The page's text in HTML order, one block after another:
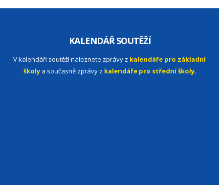
KALENDÁŘ SOUTĚŽÍ
V kalendáři soutěží naleznete zprávy z kalendáře pro základní
školya současně zprávy z kalendáře pro střední školy.